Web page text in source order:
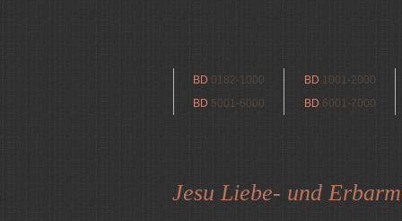
BD 0182-1000 BD 1001-2000
BD 5001-6000 BD 6001-7000
Jesu Liebe- und